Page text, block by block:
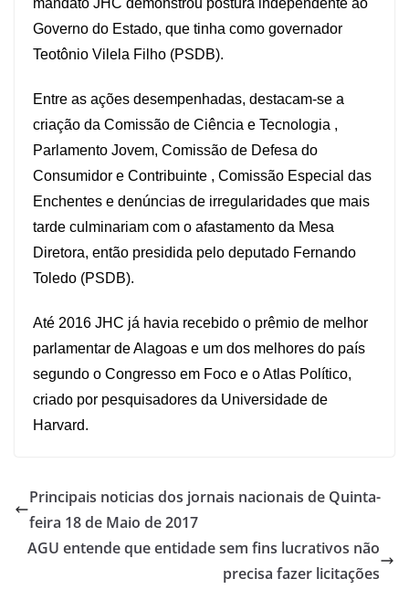
mandato JHC demonstrou postura independente ao
Governo do Estado, que tinha como governador
Teotônio Vilela Filho (PSDB).
Entre as ações desempenhadas, destacam-se a
criação da Comissão de Ciência e Tecnologia ,
Parlamento Jovem, Comissão de Defesa do
Consumidor e Contribuinte , Comissão Especial das
Enchentes e denúncias de irregularidades que mais
tarde culminariam com o afastamento da Mesa
Diretora, então presidida pelo deputado Fernando
Toledo (PSDB).
Até 2016 JHC já havia recebido o prêmio de melhor
parlamentar de Alagoas e um dos melhores do país
segundo o Congresso em Foco e o Atlas Político,
criado por pesquisadores da Universidade de
Harvard.
Principais noticias dos jornais nacionais de Quinta-
feira 18 de Maio de 2017
AGU entende que entidade sem fins lucrativos não
precisa fazer licitações